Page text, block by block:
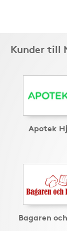
Kunder till
Apotek
Bagaren